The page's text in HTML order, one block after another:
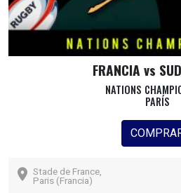
FRANCIA vs
NATIONS
PARÍS
Stade de France,
Paris (Francia)